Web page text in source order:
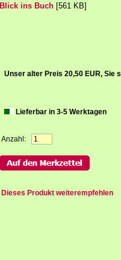
Blick ins Buch [561 KB]
Unser alter Preis 20,50 EUR, Sie
Lieferbar in 3-5 Werktagen
Anzahl:
Dieses Produkt weiterempfehlen